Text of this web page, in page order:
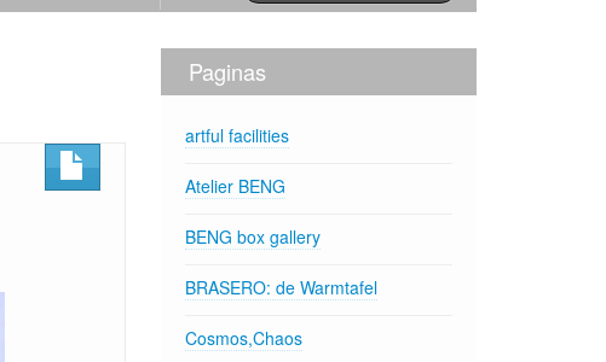
Paginas
artful facilities
Atelier BENG
BENG box gallery
BRASERO: de Warmtafel
Cosmos,Chaos